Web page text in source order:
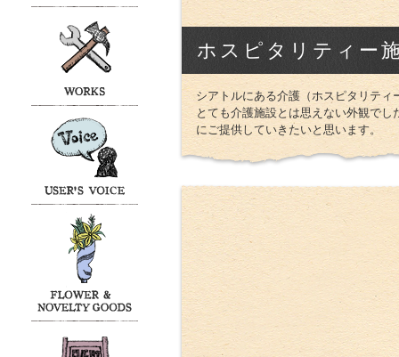
ホスピタリティー
シアトルにある介護（ホスピタリティ
とても介護施設とは思えない外観で
にご提供していきたいと思います。